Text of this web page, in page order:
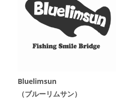
Bluelimsun
（ブルーリムサン）